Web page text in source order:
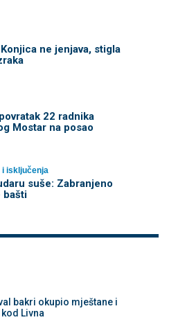
ne jenjava, stigla
22 radnika
Mostar na posao
i isključenja
suše: Zabranjeno
bašti
bakri okupio mještane i
Livna